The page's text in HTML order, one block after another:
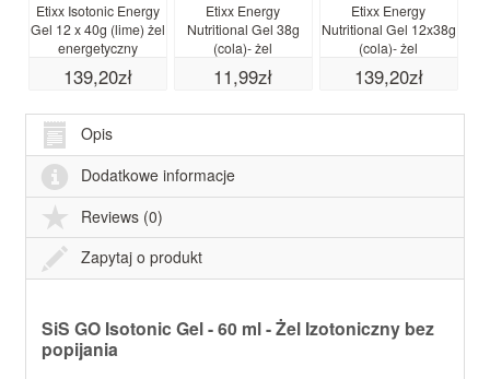
Etixx Isotonic Energy
Gel 12 x 40g (lime) żel
energetyczny
139,20zł
Etixx Energy
Nutritional Gel 38g
(cola)- żel
energetyczny
11,99zł
Etixx Energy
Nutritional Gel 12x38g
(cola)- żel
energetyczny
139,20zł
Opis
Dodatkowe informacje
Reviews (0)
Zapytaj o produkt
SiS GO Isotonic Gel - 60 ml -Żel Izotoniczny bez
popijania